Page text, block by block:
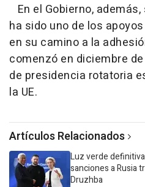
En el Gobierno,
ha sido uno de los
en su camino a la
comenzó en diciembre
de presidencia rotatoria
la UE.
Artículos Relacionados
Luz verde definitiva
sanciones a Rusia
Druzhba